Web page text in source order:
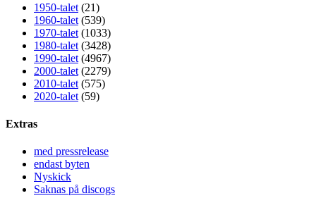
1950-talet (21)
1960-talet (539)
1970-talet (1033)
1980-talet (3428)
1990-talet (4967)
2000-talet (2279)
2010-talet (575)
2020-talet (59)
Extras
med pressrelease
endast byten
Nyskick
Saknas på discogs